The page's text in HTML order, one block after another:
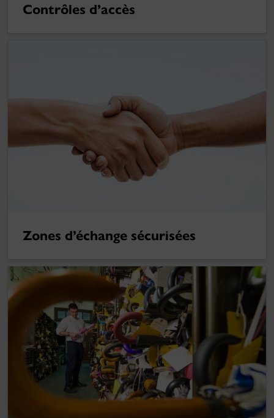
Contrôles d’accès
Zones d’échange sécurisées